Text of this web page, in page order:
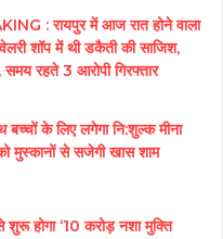
: रायपुर में आज रात होने वाला
शॉप में थी डकैती की साजिश,
समय रहते 3 आरोपी गिरफ्तार
बच्चों के लिए लगेगा नि:शुल्क मीना
मुस्कानों से सजेगी खास शाम
होगा ‘10 करोड़ नशा मुक्ति